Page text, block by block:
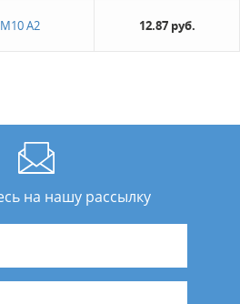
А2 12.87 руб.
на нашу рассылку